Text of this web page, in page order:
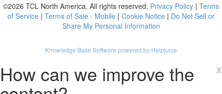
©2026 TCL North America. All rights reserved. Privacy Policy | Terms
of Service | Terms of Sale - Mobile | Cookie Notice | Do Not Sell or
Share My Personal Information
Knowledge Base Software powered by Helpjuice
x
How can we improve the